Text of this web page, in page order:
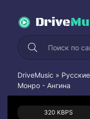
Drive
DriveMusic »
Монро - Ангина
320 KBPS